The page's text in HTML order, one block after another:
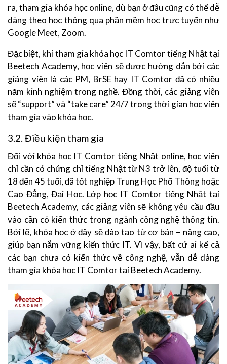
ra, tham gia khóa học online, dù bạn ở đâu cũng có thể dễ
dàng theo học thông qua phần mềm học trực tuyến như
Google Meet, Zoom.
Đặc biệt, khi tham gia khóa học IT Comtor tiếng Nhật tại
Beetech Academy, học viên sẽ được hướng dẫn bởi các
giảng viên là các PM, BrSE hay IT Comtor đã có nhiều
năm kinh nghiệm trong nghề. Đồng thời, các giảng viên
sẽ “support” và “take care” 24/7 trong thời gian học viên
tham gia vào khóa học.
3.2. Điều kiện tham gia
Đối với khóa học IT Comtor tiếng Nhật online, học viên
chỉ cần có chứng chỉ tiếng Nhật từ N3 trở lên, độ tuổi từ
18 đến 45 tuổi, đã tốt nghiệp Trung Học Phổ Thông hoặc
Cao Đẳng, Đại Học. Lớp học IT Comtor tiếng Nhật tại
Beetech Academy, các giảng viên sẽ không yêu cầu đầu
vào cần có kiến thức trong ngành công nghệ thông tin.
Bởi lẽ, khóa học ở đây sẽ đào tạo từ cơ bản – nâng cao,
giúp bạn nắm vững kiến thức IT. Vì vậy, bất cứ ai kể cả
các bạn chưa có kiến thức về công nghệ, vẫn dễ dàng
tham gia khóa học IT Comtor tại Beetech Academy.